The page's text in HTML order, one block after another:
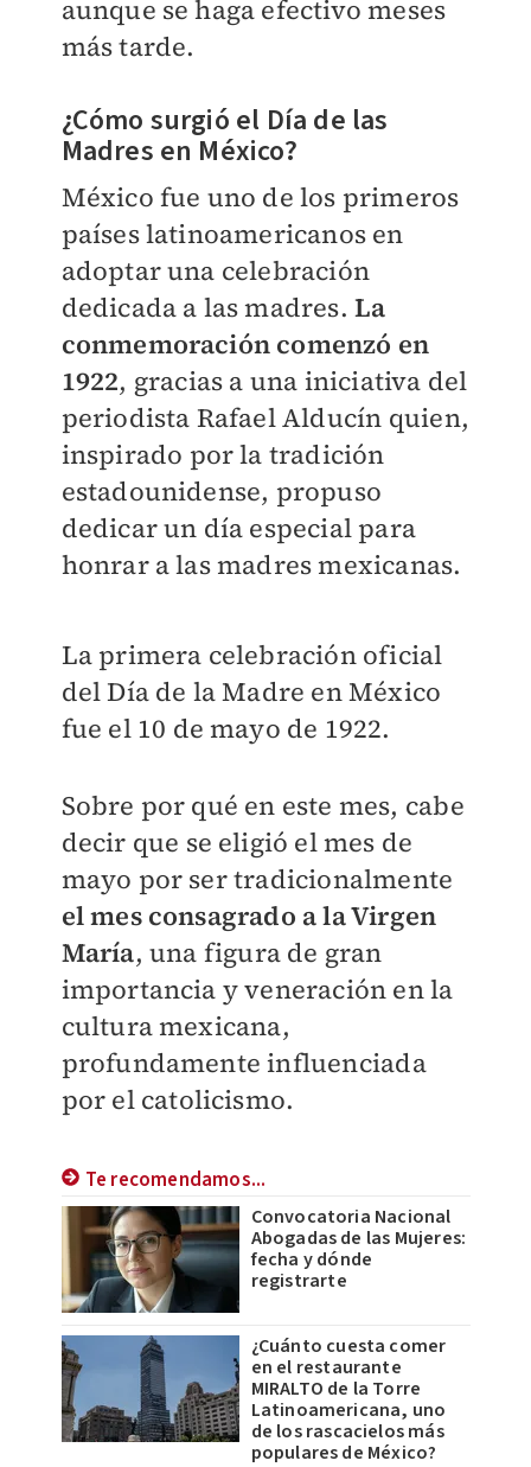
aunque se haga efectivo meses
más tarde.
¿Cómo surgió el Día de las
Madres en México?
México fue uno de los primeros
países latinoamericanos en
adoptar una celebración
dedicada a las madres.La
conmemoración comenzó en
1922, gracias a una iniciativa del
periodista Rafael Alducín quien,
inspirado por la tradición
estadounidense, propuso
dedicar un día especial para
honrar a las madres mexicanas.
La primera celebración oficial
del Día de la Madre en México
fue el 10 de mayo de 1922.
Sobre por qué en este mes, cabe
decir que se eligió el mes de
mayo por ser tradicionalmente
el mes consagrado a la Virgen
María, una figura de gran
importancia y veneración en la
cultura mexicana,
profundamente influenciada
por el catolicismo.
Te recomendamos...
Convocatoria Nacional
Abogadas de las Mujeres:
fecha y dónde
registrarte
¿Cuánto cuesta comer
en el restaurante
MIRALTO de la Torre
Latinoamericana, uno
de los rascacielos más
populares de México?